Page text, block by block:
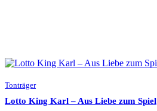
Tonträger
Lotto King Karl – Aus Liebe zum Spiel